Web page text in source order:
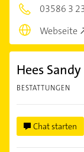
03586 3
Webseite
Hees
BESTATTUNGEN
Chat starten